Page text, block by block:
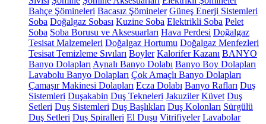
Bahçe Şömineleri Bacasız Şömineler Güneş Enerji Sistemleri
Soba Doğalgaz Sobası Kuzine Soba Elektrikli Soba Pelet
Soba Soba Borusu ve Aksesuarları Hava Perdesi Doğalgaz
Tesisat Malzemeleri Doğalgaz Hortumu Doğalgaz Menfezleri
Tesisat Temizleme Sıvıları Boyler Kalorifer Kazanı BANYO
Banyo Dolapları Aynalı Banyo Dolabı Banyo Boy Dolapları
Lavabolu Banyo Dolapları Çok Amaçlı Banyo Dolapları
Çamaşır Makinesi Dolapları Ecza Dolabı Banyo Rafları Duş
Sistemleri Duşakabin Duş Tekneleri Jakuziler Küvet Duş
Setleri Duş Sistemleri Duş Başlıkları Duş Kolonları Sürgülü
Duş Setleri Duş Spiralleri El Duşu Vitrifiyeler Lavabolar